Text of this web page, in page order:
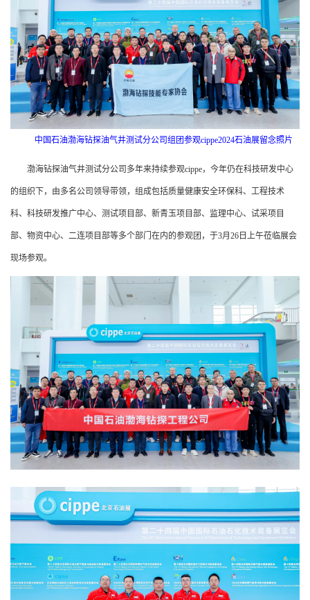
中国石油渤海钻探油气井测试分公司组团参观cippe2024石油展留念照片
渤海钻探油气井测试分公司多年来持续参观cippe，今年仍在科技研发中心
的组织下，由多名公司领导带领，组成包括质量健康安全环保科、工程技术
科、科技研发推广中心、测试项目部、新青玉项目部、监理中心、试采项目
部、物资中心、二连项目部等多个部门在内的参观团，于3月26日上午莅临展会
现场参观。